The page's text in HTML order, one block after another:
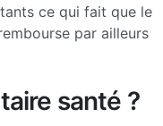
ce qui fait que le
par ailleurs
santé ?